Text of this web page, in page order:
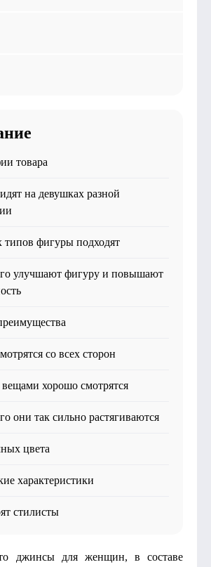
товара
на девушках разной
типов фигуры подходят
улучшают фигуру и повышают
со всех сторон
хорошо смотрятся
они так сильно растягиваются
цвета
характеристики
стилисты
джинсы для женщин, в составе